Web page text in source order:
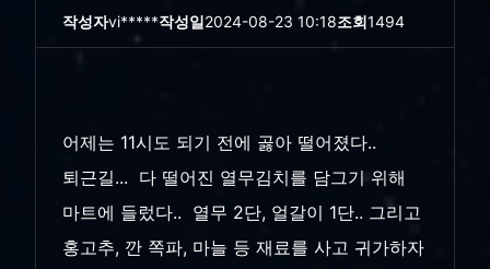
작성자vi*****작성일2024-08-23 10:18조회1494
어제는 11시도 되기 전에 곯아 떨어졌다..
퇴근길... 다 떨어진 열무김치를 담그기 위해
마트에 들렀다.. 열무 2단, 얼갈이 1단.. 그리고
홍고추, 깐 쪽파, 마늘 등 재료를 사고 귀가하자